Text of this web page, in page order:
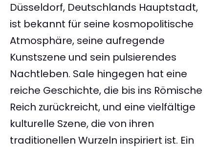
Düsseldorf, Deutschlands Hauptstadt,
ist bekannt für seine kosmopolitische
Atmosphäre, seine aufregende
Kunstszene und sein pulsierendes
Nachtleben. Sale hingegen hat eine
reiche Geschichte, die bis ins Römische
Reich zurückreicht, und eine vielfältige
kulturelle Szene, die von ihren
traditionellen Wurzeln inspiriert ist. Ein